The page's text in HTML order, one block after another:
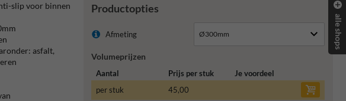
Productopties
Afmeting
Volumeprijzen
Aantal Prijs per stuk
Je voordeel
per stuk
45,00
slip voor binnen
asfalt,
alle shops